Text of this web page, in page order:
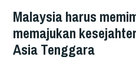
Malaysia harus
memajukan
Asia Tenggara